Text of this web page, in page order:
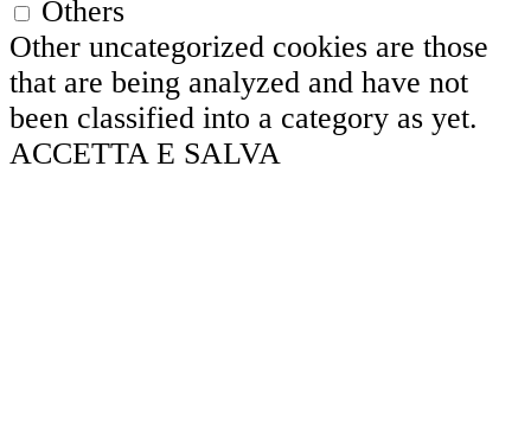
Others
Other uncategorized cookies are those
that are being analyzed and have not
been classified into a category as yet.
ACCETTA E SALVA